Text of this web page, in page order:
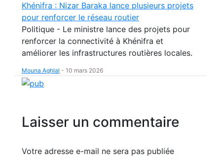
Khénifra : Nizar Baraka lance plusieurs projets
pour renforcer le réseau routier
Politique - Le ministre lance des projets pour
renforcer la connectivité à Khénifra et
améliorer les infrastructures routières locales.
Mouna Aghlal - 10 mars 2026
Laisser un commentaire
Votre adresse e-mail ne sera pas publiée